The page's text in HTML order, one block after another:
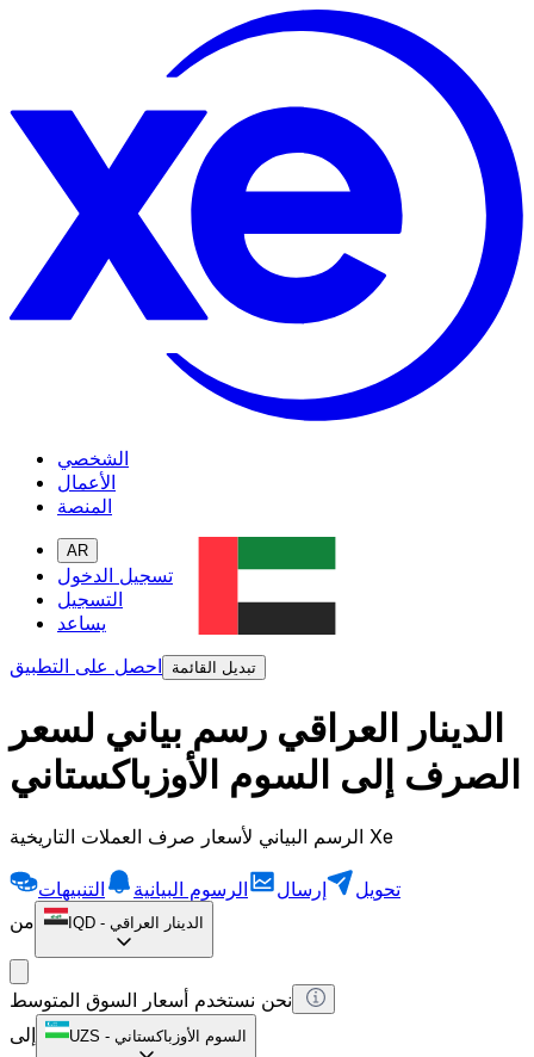
الشخصي
الأعمال
المنصة
AR
تسجيل الدخول
التسجيل
يساعد
احصل على التطبيق
تبديل القائمة
الدينار العراقي رسم بياني لسعر
الصرف إلى السوم الأوزباكستاني
الرسم البياني لأسعار صرف العملات التاريخية Xe
تحويل إرسال الرسوم البيانية
التنبيهات
من
IQD - الدينار العراقي
نحن نستخدم أسعار السوق المتوسط
إلى
UZS - السوم الأوزباكستاني